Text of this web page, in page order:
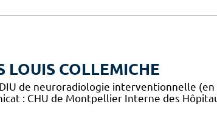
COLLEMICHE
de neuroradiologie interventionnelle (en
: CHU de Montpellier Interne des